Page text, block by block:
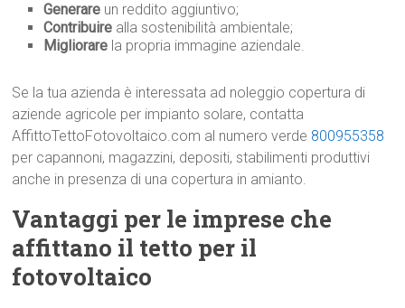
Generare un reddito aggiuntivo;
Contribuire alla sostenibilità ambientale;
Migliorare la propria immagine aziendale.
Se la tua azienda è interessata ad noleggio copertura di
aziende agricole per impianto solare, contatta
AffittoTettoFotovoltaico.com al numero verde 800955358
per capannoni, magazzini, depositi, stabilimenti produttivi
anche in presenza di una copertura in amianto.
Vantaggi per le imprese che
affittano il tetto per il
fotovoltaico